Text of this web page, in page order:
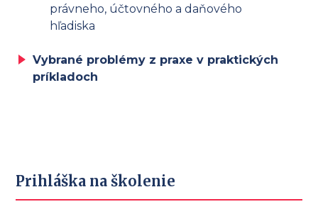
právneho, účtovného a daňového
hľadiska
Vybrané problémy z praxe v praktických
príkladoch
Prihláška na školenie